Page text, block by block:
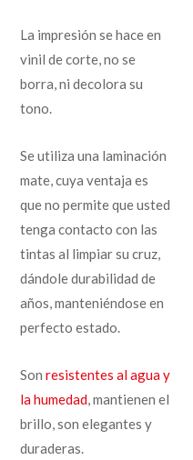
La impresión se hace en
vinil de corte, no se
borra, ni decolora su
tono.
Se utiliza una laminación
mate, cuya ventaja es
que no permite que usted
tenga contacto con las
tintas al limpiar su cruz,
dándole durabilidad de
años, manteniéndose en
perfecto estado.
Son resistentes al agua y
la humedad, mantienen el
brillo, son elegantes y
duraderas.